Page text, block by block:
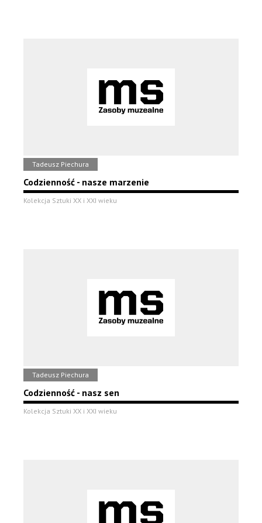
Tadeusz Piechura
Codzienność - nasze marzenie
Kolekcja Sztuki XX i XXI wieku
Tadeusz Piechura
Codzienność - nasz sen
Kolekcja Sztuki XX i XXI wieku